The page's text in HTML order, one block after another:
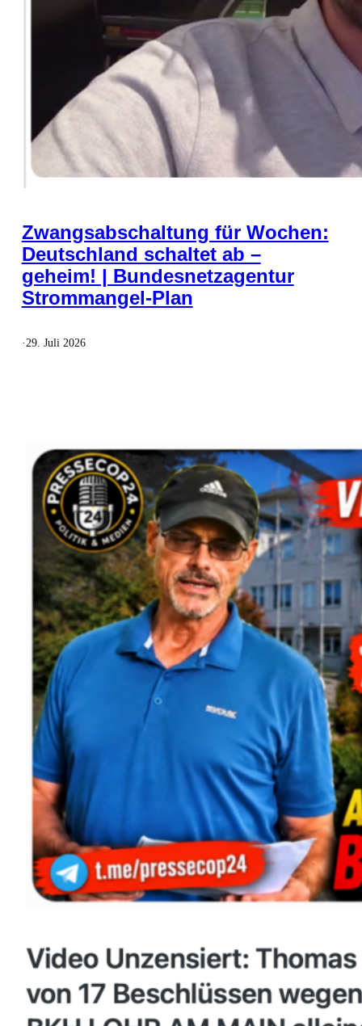
Zwangsabschaltung für Wochen:
Deutschland schaltet ab –
geheim! | Bundesnetzagentur
Strommangel-Plan
·29. Juli 2026